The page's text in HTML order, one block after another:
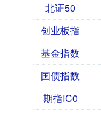
北证50
创业板指
基金指数
国债指数
期指IC0